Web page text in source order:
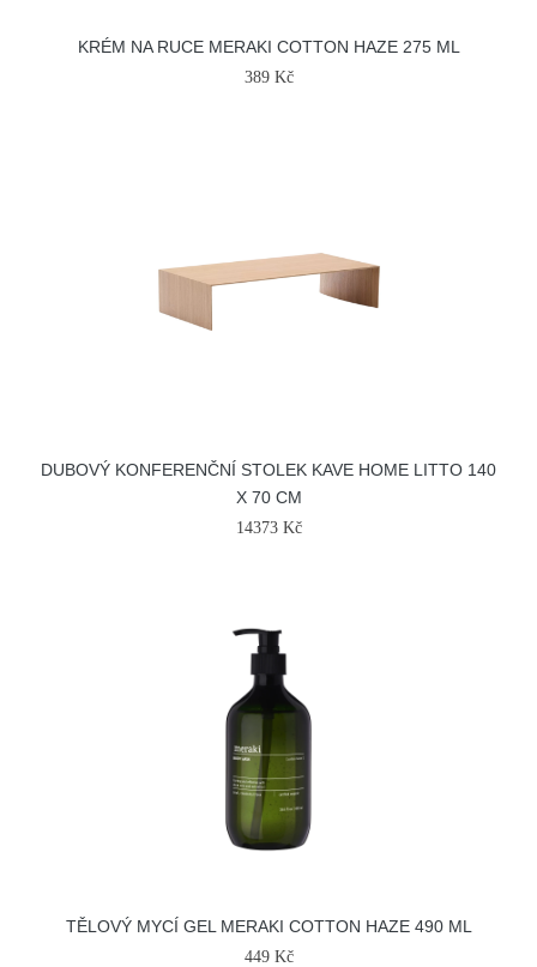
KRÉM NA RUCE MERAKI COTTON HAZE 275 ML
389 Kč
DUBOVÝ KONFERENČNÍ STOLEK KAVE HOME LITTO 140
X 70 CM
14373 Kč
TĚLOVÝ MYCÍ GEL MERAKI COTTON HAZE 490 ML
449 Kč